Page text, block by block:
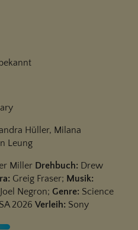
Hüller, Milana
Leung
Miller Drehbuch: Drew
Greig Fraser; Musik:
Joel Negron; Genre: Science
2026 Verleih: Sony